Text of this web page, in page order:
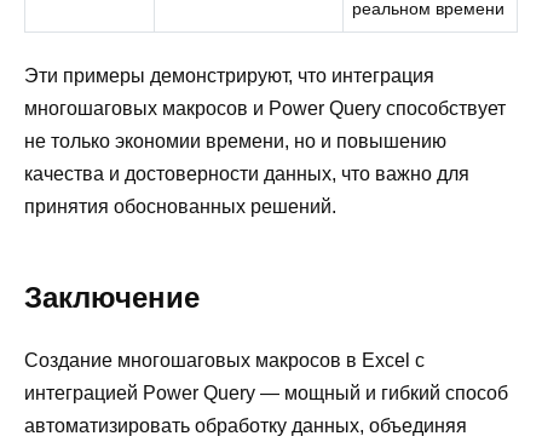
реальном времени
Эти примеры демонстрируют, что интеграция
многошаговых макросов и Power Query способствует
не только экономии времени, но и повышению
качества и достоверности данных, что важно для
принятия обоснованных решений.
Заключение
Создание многошаговых макросов в Excel с
интеграцией Power Query — мощный и гибкий способ
автоматизировать обработку данных, объединяя